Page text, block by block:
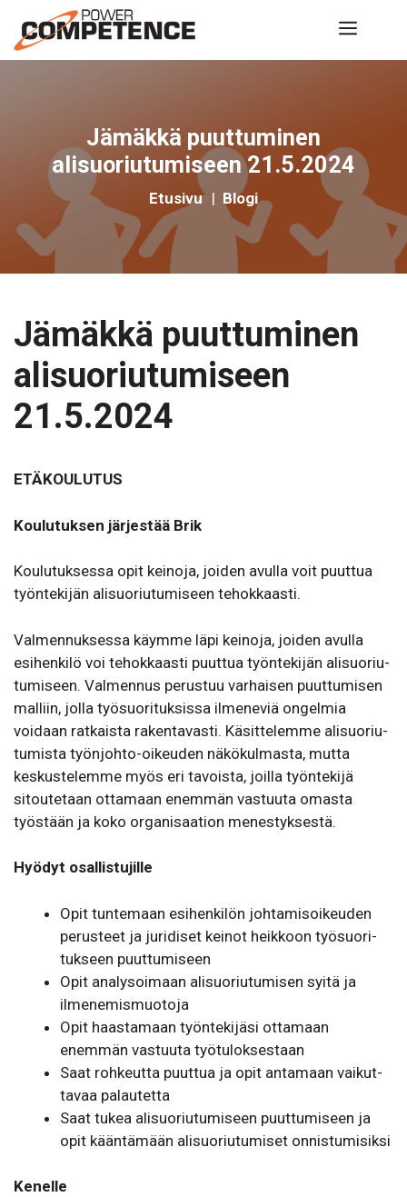
sisältöön
Jämäkkä puuttuminen
alisuoriutumiseen 21.5.2024
Etusivu | Blogi
Jämäkkä puuttuminen
alisuoriutumiseen
21.5.2024
ETÄKOULUTUS
Koulutuksen järjestää Brik
Koulutuksessa opit keinoja, joiden avulla voit puuttua
työntekijän alisuoriutumiseen tehokkaasti.
Valmen­nuk­ses­sa käymme läpi keinoja, joiden avulla
esihenkilö voi tehok­kaasti puuttua työn­te­kijän alisuo­riu­
tu­miseen. Valmennus perustuu varhaisen puut­tu­misen
malliin, jolla työsuo­ri­tuk­sissa ilme­neviä ongelmia
voidaan ratkaista raken­ta­vasti. Käsit­te­lemme alisuo­riu­
tu­mista työn­johto-oikeuden näkö­kul­masta, mutta
keskustelemme myös eri tavoista, joilla työn­tekijä
sitou­tetaan ottamaan enemmän vastuuta omasta
työstään ja koko orga­ni­saation menes­tyk­sestä.
Hyödyt osallistujille
Opit tuntemaan esihenkilön johta­mi­soi­keuden
perusteet ja juri­diset keinot heikkoon työsuo­ri­
tukseen puut­tu­miseen
Opit analy­soimaan alisuo­riu­tu­misen syitä ja
ilme­ne­mis­muotoja
Opit haas­tamaan työn­te­kijäsi ottamaan
enemmän vastuuta työtu­lok­sestaan
Saat rohkeutta puuttua ja opit antamaan vaikut­
tavaa palau­tetta
Saat tukea alisuo­riu­tu­miseen puut­tu­miseen ja
opit kään­tämään alisuo­riu­tu­miset onnis­tu­mi­siksi
Kenelle